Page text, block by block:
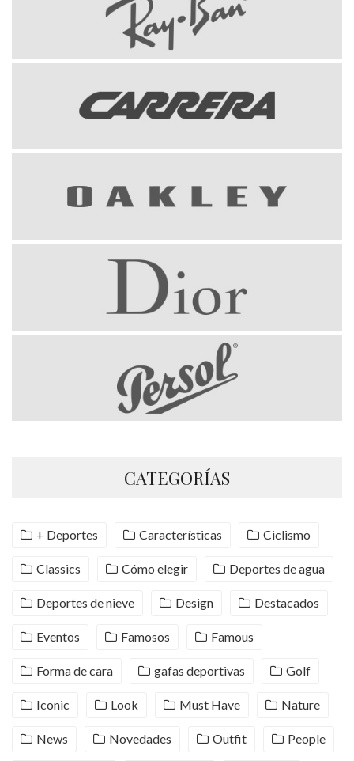
CATEGORÍAS
+ Deportes Características Ciclismo
Classics Cómo elegir Deportes de agua
Deportes de nieve Design Destacados
Eventos Famosos Famous
Forma de cara gafas deportivas Golf
Iconic Look Must Have Nature
News Novedades Outfit People